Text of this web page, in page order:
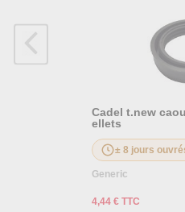
Cadel t.new
ellets
± 8 jours
Generic
4,44 € TTC